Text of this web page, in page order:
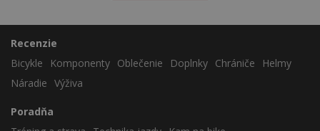
Recenzie
Bicykle
Komponenty Oblečenie Doplnky Chrániče
Helmy
Náradie Výživa
Poradňa